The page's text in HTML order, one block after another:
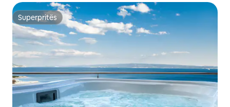
Superpritës
Superpritës